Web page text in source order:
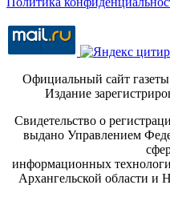
Официальный сайт
Издание
Свидетельство о
выдано Управлением
информационных
Архангельской области и